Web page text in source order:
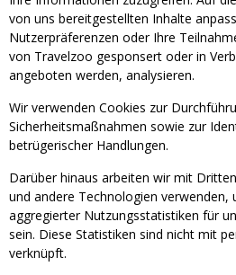
von uns bereitgestellten Inhalte
Nutzerpräferenzen oder Ihre
von Travelzoo gesponsert oder in
angeboten werden, analysieren.
Wir verwenden Cookies zur
Sicherheitsmaßnahmen sowie zur
betrügerischer Handlungen.
Darüber hinaus arbeiten wir mit
und andere Technologien verwenden,
aggregierter Nutzungsstatistiken für
sein. Diese Statistiken sind nicht mit
verknüpft.